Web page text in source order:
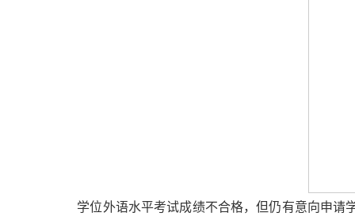
学位外语水平考试成绩不合格，但仍有意向申请